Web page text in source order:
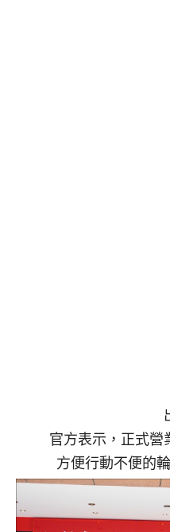
官方表示，正式營
方便行動不便的